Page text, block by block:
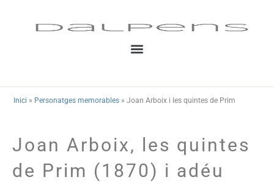
Inici » Personatges memorables » Joan Arboix i les quintes de Prim
Joan Arboix, les quintes
de Prim (1870) i adéu